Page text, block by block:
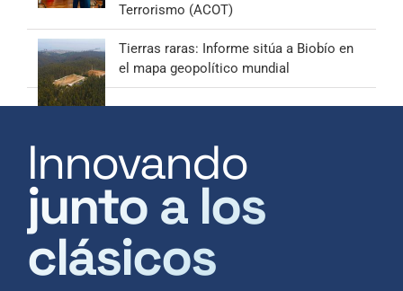
Terrorismo (ACOT)
Tierras raras: Informe sitúa a Biobío en
el mapa geopolítico mundial
Innovando
junto a los
clásicos